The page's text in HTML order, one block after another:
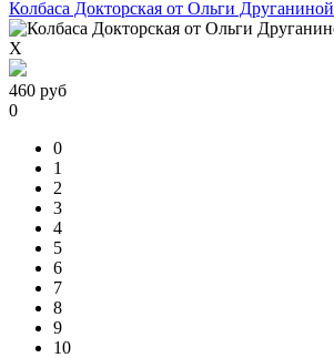
Колбаса Докторская от Ольги Друганиной
X
460 руб
0
0
1
2
3
4
5
6
7
8
9
10